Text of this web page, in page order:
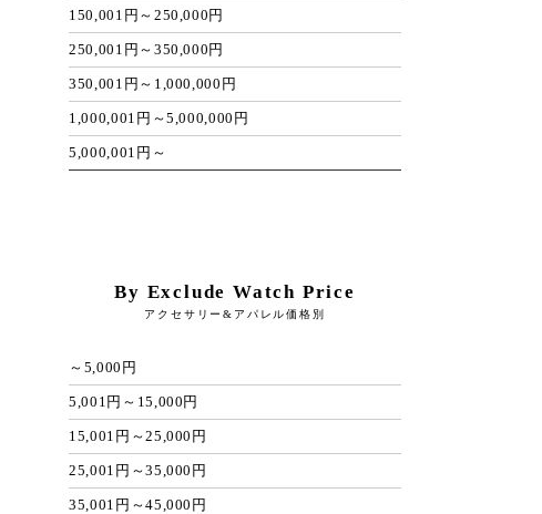
150,001円～250,000円
250,001円～350,000円
350,001円～1,000,000円
1,000,001円～5,000,000円
5,000,001円～
By Exclude Watch Price
アクセサリー&アパレル価格別
～5,000円
5,001円～15,000円
15,001円～25,000円
25,001円～35,000円
35,001円～45,000円